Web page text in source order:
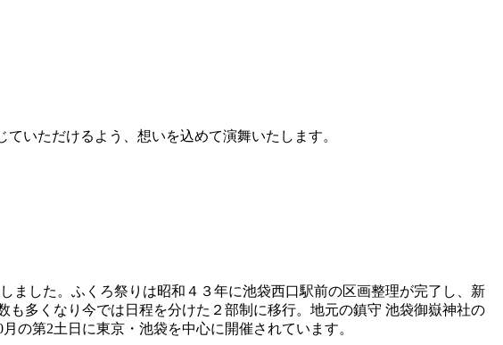
いただけるよう、想いを込めて演舞いたします。
ました。ふくろ祭りは昭和４３年に池袋西口駅前の区画整理が完了し、新
多くなり今では日程を分けた２部制に移行。地元の鎮守 池袋御嶽神社の
の第2土日に東京・池袋を中心に開催されています。